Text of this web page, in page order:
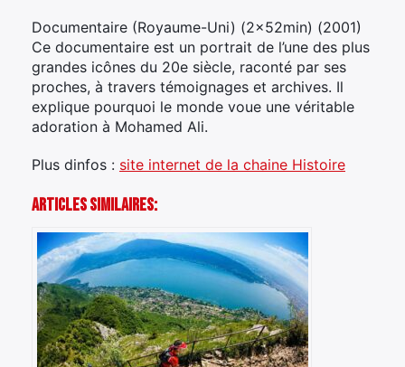
Documentaire (Royaume-Uni) (2x52min) (2001)
Ce documentaire est un portrait de l’une des plus
grandes icônes du 20e siècle, raconté par ses
proches, à travers témoignages et archives. Il
explique pourquoi le monde voue une véritable
adoration à Mohamed Ali.
Plus dinfos : site internet de la chaine Histoire
Articles Similaires: